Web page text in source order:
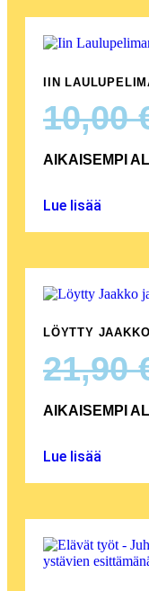
IIN
10,00
AIKAISEMPI
Lue lisää
LÖYTTY
21,90
AIKAISEMPI
Lue lisää